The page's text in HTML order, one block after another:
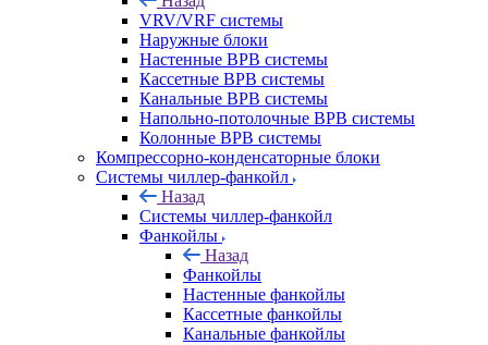
VRV/VRF системы
Наружные блоки
Настенные ВРВ системы
Кассетные ВРВ системы
Канальные ВРВ системы
Напольно-потолочные ВРВ системы
Колонные ВРВ системы
Компрессорно-конденсаторные блоки
Системы чиллер-фанкойл
Назад
Системы чиллер-фанкойл
Фанкойлы
Назад
Фанкойлы
Настенные фанкойлы
Кассетные фанкойлы
Канальные фанкойлы